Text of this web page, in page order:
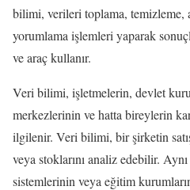
bilimi, verileri toplama, temizleme,
yorumlama işlemleri yaparak
ve araç kullanır.
Veri bilimi, işletmelerin, devlet
merkezlerinin ve hatta bireylerin
ilgilenir. Veri bilimi, bir şirketin
veya stoklarını analiz edebilir.
sistemlerinin veya eğitim